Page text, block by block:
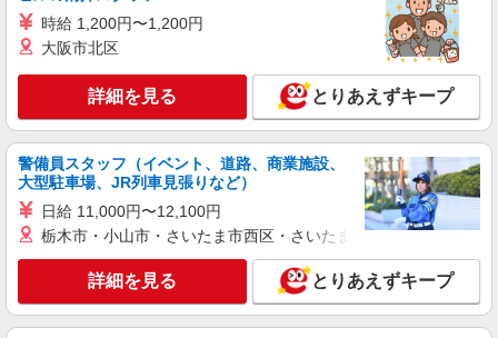
時給 1,200円〜1,200円
大阪市北区
詳細を見る とりあえずキープ
警備員スタッフ（イベント、道路、商業施設、
大型駐車場、JR列車見張りなど）
日給 11,000円〜12,100円
栃木市・小山市・さいたま市西区・さいたま市岩槻区・久喜市・
詳細を見る とりあえずキープ